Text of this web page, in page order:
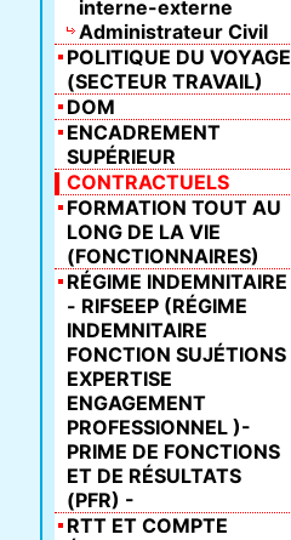
interne-externe
Administrateur Civil
POLITIQUE DU VOYAGE
(SECTEUR TRAVAIL)
DOM
ENCADREMENT
SUPÉRIEUR
CONTRACTUELS
FORMATION TOUT AU
LONG DE LA VIE
(FONCTIONNAIRES)
RÉGIME INDEMNITAIRE
- RIFSEEP (RÉGIME
INDEMNITAIRE
FONCTION SUJÉTIONS
EXPERTISE
ENGAGEMENT
PROFESSIONNEL )-
PRIME DE FONCTIONS
ET DE RÉSULTATS
(PFR) -
RTT ET COMPTE